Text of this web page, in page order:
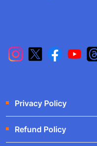
Privacy Policy
Refund Policy